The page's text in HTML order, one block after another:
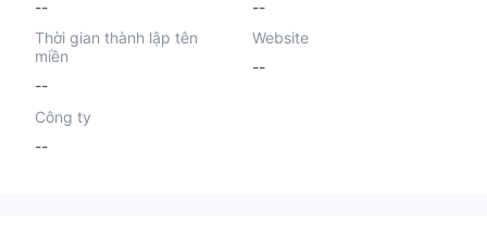
--
--
Thời gian thành lập tên
miền
--
Website
--
Công ty
--